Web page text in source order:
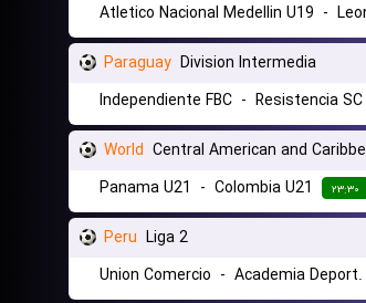
Atletico Nacional Medellin U19 -
Paraguay Division Intermedia
Independiente FBC - Resistencia SC
World Central American and
Panama U21 - Colombia U21 ۲۳:۳۰
Peru Liga 2
Union Comercio - Academia